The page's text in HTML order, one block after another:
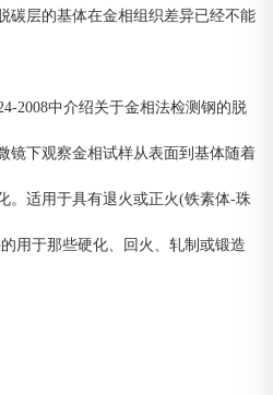
碳层的基体在金相组织差异已经不能
2008中介绍关于金相法检测钢的脱
镜下观察金相试样从表面到基体随着
。适用于具有退火或正火(铁素体-珠
用于那些硬化、回火、轧制或锻造